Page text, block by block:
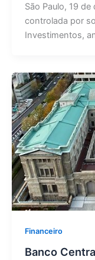
São Paulo, 19
controlada por
Investimentos,
Financeiro
Banco